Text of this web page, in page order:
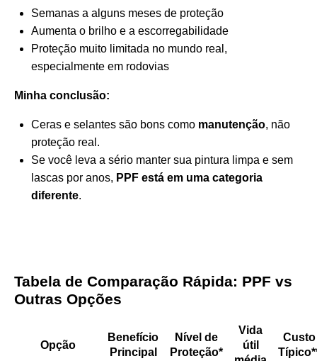
Semanas a alguns meses de proteção
Aumenta o brilho e a escorregabilidade
Proteção muito limitada no mundo real,
especialmente em rodovias
Minha conclusão:
Ceras e selantes são bons como manutenção, não
proteção real.
Se você leva a sério manter sua pintura limpa e sem
lascas por anos, PPF está em uma categoria
diferente.
Tabela de Comparação Rápida: PPF vs
Outras Opções
Opção
Benefício
Principal
Nível de
Proteção*
Vida
útil
Custo